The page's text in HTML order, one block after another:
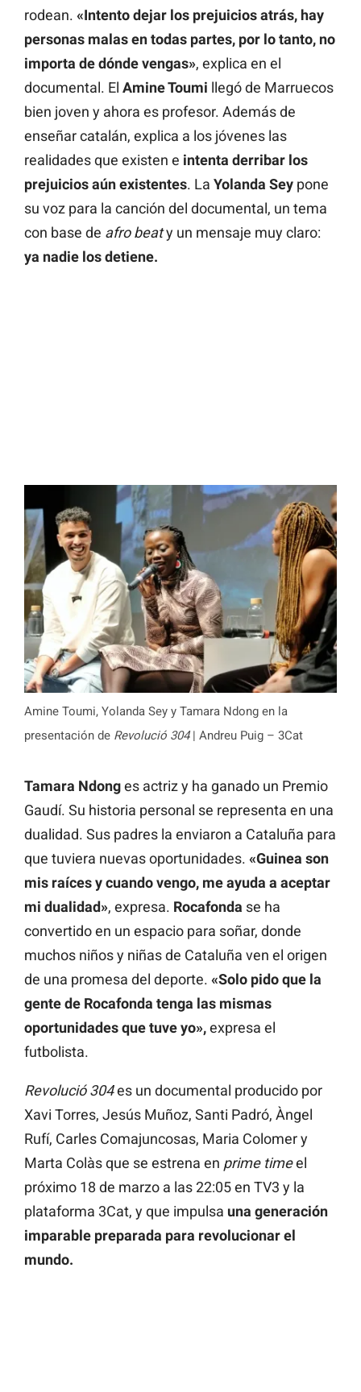
rodean. «Intento dejar los prejuicios atrás, hay
personas malas en todas partes, por lo tanto, no
importa de dónde vengas», explica en el
documental. El Amine Toumi llegó de Marruecos
bien joven y ahora es profesor. Además de
enseñar catalán, explica a los jóvenes las
realidades que existen e intenta derribar los
prejuicios aúnexistentes. La Yolanda Sey pone
su voz para la canción del documental, un tema
con base de afro beaty un mensaje muy claro:
ya nadie los detiene.
Amine Toumi, Yolanda Sey y Tamara Ndong en la
presentación de Revolució 304| Andreu Puig – 3Cat
Tamara Ndonges actriz y ha ganado un Premio
Gaudí. Su historia personal se representa en una
dualidad. Sus padres la enviaron a Cataluña para
que tuviera nuevas oportunidades. «Guinea son
mis raíces y cuando vengo, me ayuda a aceptar
mi dualidad», expresa. Rocafonda se ha
convertido en un espacio para soñar, donde
muchos niños y niñas de Cataluña ven el origen
de una promesa del deporte. «Solo pido que la
gente de Rocafonda tenga las mismas
oportunidades que tuve yo»,expresa el
futbolista.
Revolució 304es un documental producido por
Xavi Torres, Jesús Muñoz, Santi Padró, Àngel
Rufí, Carles Comajuncosas, Maria Colomer y
Marta Colàs que se estrena en prime timeel
próximo 18 de marzo a las 22:05 en TV3 y la
plataforma 3Cat, y que impulsa una generación
imparable preparada para revolucionar el
mundo.